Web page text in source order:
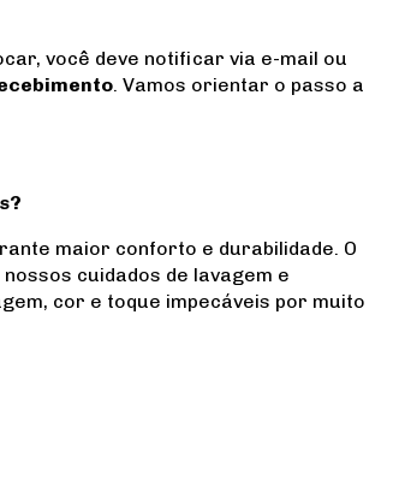
você deve notificar via e-mail ou
. Vamos orientar o passo a
maior conforto e durabilidade. O
cuidados de lavagem e
cor e toque impecáveis por muito